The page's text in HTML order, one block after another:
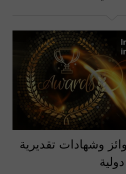
وشهادات تقديرية
دولية